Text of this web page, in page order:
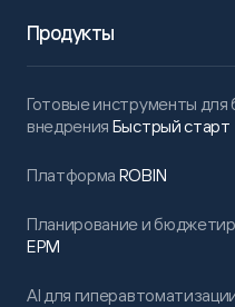
Продукты
Готовые инструменты для
внедрения Быстрый старт
Платформа ROBIN
Планирование и
EPM
AI для